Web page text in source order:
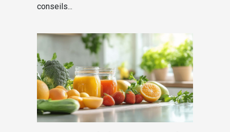
conseils...